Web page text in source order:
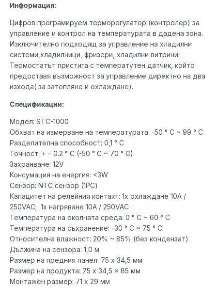
Информация:
Цифров програмируем терморегулатор (контролер) за
управление и контрол на температурата в дадена зона.
Изключително подходящ за управление на хладилни
системи,хладилници, фризери, хладилни витрини.
Термостатът пристига с температутен датчик, който
предоставя възможност за управление директно на два
изхода( за затопляне и охлаждане).
Спецификации:
Модел: STC-1000
Обхват на измерване на температурата: -50 ° C ~ 99 ° C
Разделителна способност: 0,1 ° C
Точност: + – 0.2 ° C (-50 ° C ~ 70 ° C)
Захранване: 12V
Консумация на енергия: <3W
Сензор: NTC сензор (1PC)
Капацитет на релейния контакт: 1х охлаждане 10A /
250VAC; 1х нагряване 10A / 250VAC
Температура на околната среда: 0 ° C ~ 60 ° C
Температура на съхранение: -30 ° C ~ 75 ° C
Относителна влажност: 20% ~ 85% (без кондензат)
Дължина на сензора: 1,0 м
Размер на предния панел: 75 x 34,5 мм
Размер на продукта: 75 x 34,5 x 85 мм
Монтажен размер: 71 x 29 мм